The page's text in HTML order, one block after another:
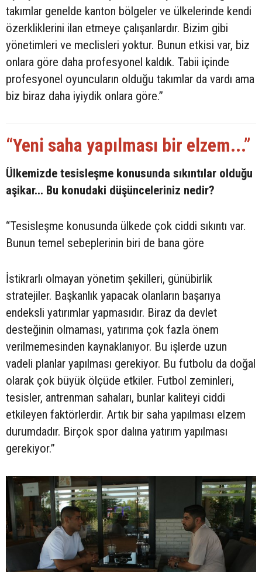
takımlar genelde kanton bölgeler ve ülkelerinde kendi
özerkliklerini ilan etmeye çalışanlardır. Bizim gibi
yönetimleri ve meclisleri yoktur. Bunun etkisi var, biz
onlara göre daha profesyonel kaldık. Tabii içinde
profesyonel oyuncuların olduğu takımlar da vardı ama
biz biraz daha iyiydik onlara göre.”
“Yeni saha yapılması bir elzem...”
Ülkemizde tesisleşme konusunda sıkıntılar olduğu
aşikar... Bu konudaki düşünceleriniz nedir?
“Tesisleşme konusunda ülkede çok ciddi sıkıntı var.
Bunun temel sebeplerinin biri de bana göre
İstikrarlı olmayan yönetim şekilleri, günübirlik
stratejiler. Başkanlık yapacak olanların başarıya
endeksli yatırımlar yapmasıdır. Biraz da devlet
desteğinin olmaması, yatırıma çok fazla önem
verilmemesinden kaynaklanıyor. Bu işlerde uzun
vadeli planlar yapılması gerekiyor. Bu futbolu da doğal
olarak çok büyük ölçüde etkiler. Futbol zeminleri,
tesisler, antrenman sahaları, bunlar kaliteyi ciddi
etkileyen faktörlerdir. Artık bir saha yapılması elzem
durumdadır. Birçok spor dalına yatırım yapılması
gerekiyor.”